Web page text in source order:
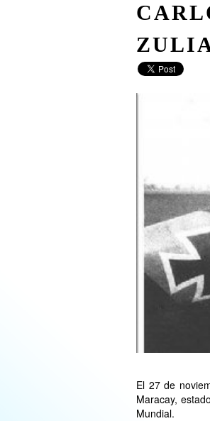
El 27 de
Maracay,
Mundial.